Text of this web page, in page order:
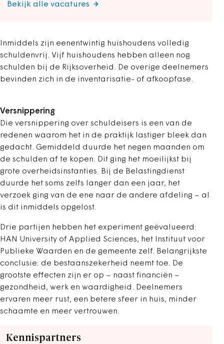
Bekijk alle vacatures
Inmiddels zijn eenentwintig huishoudens volledig
schuldenvrij. Vijf huishoudens hebben alleen nog
schulden bij de Rijksoverheid. De overige deelnemers
bevinden zich in de inventarisatie- of afkoopfase.
Versnippering
Die versnippering over schuldeisers is een van de
redenen waarom het in de praktijk lastiger bleek dan
gedacht. Gemiddeld duurde het negen maanden om
de schulden af te kopen. Dit ging het moeilijkst bij
grote overheidsinstanties. Bij de Belastingdienst
duurde het soms zelfs langer dan een jaar, het
verzoek ging van de ene naar de andere afdeling – al
is dit inmiddels opgelost.
Drie partijen hebben het experiment geëvalueerd:
HAN University of Applied Sciences, het Instituut voor
Publieke Waarden en de gemeente zelf. Belangrijkste
conclusie: de bestaanszekerheid neemt toe. De
grootste effecten zijn er op – naast financiën –
gezondheid, werk en waardigheid. Deelnemers
ervaren meer rust, een betere sfeer in huis, minder
schaamte en meer vertrouwen.
Kennispartners